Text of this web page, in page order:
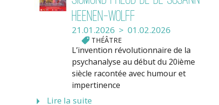
HEENEN-WOLFF
21.01.2026 > 01.02.2026
THÉÂTRE
L’invention révolutionnaire de la
psychanalyse au début du 20ième
siècle racontée avec humour et
impertinence
Lire la suite